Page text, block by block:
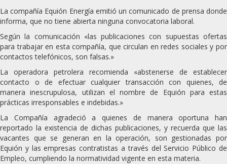
La compañía Equión Energía emitió un comunicado de prensa donde
informa, que no tiene abierta ninguna convocatoria laboral.
Según la comunicación «las publicaciones con supuestas ofertas
para trabajar en esta compañía, que circulan en redes sociales y por
contactos telefónicos, son falsas.»
La operadora petrolera recomienda «abstenerse de establecer
contacto o de efectuar cualquier transacción con quienes, de
manera inescrupulosa, utilizan el nombre de Equión para estas
prácticas irresponsables e indebidas.»
La Compañía agradeció a quienes de manera oportuna han
reportado la existencia de dichas publicaciones, y recuerda que las
vacantes que se generan en la operación, son gestionadas por
Equión y las empresas contratistas a través del Servicio Público de
Empleo, cumpliendo la normatividad vigente en esta materia.